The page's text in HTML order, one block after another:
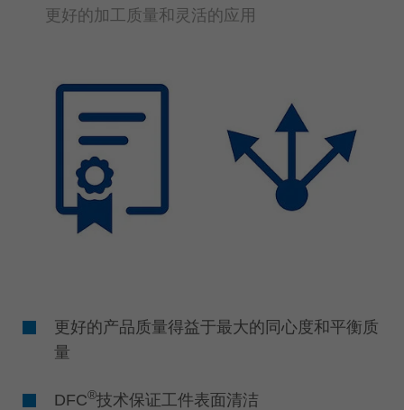
更好的加工质量和灵活的应用
更好的产品质量得益于最大的同心度和平衡质
量
DFC®技术保证工件表面清洁